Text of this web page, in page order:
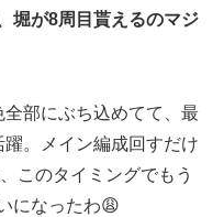
堀が8周目貰えるのマジ
全部にぶち込めてて、最
。メイン編成回すだけ
このタイミングでもう
になったわ😩